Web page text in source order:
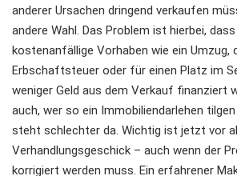
anderer Ursachen dringend verkaufen
andere Wahl. Das Problem ist hierbei,
kostenanfällige Vorhaben wie ein Umzug,
Erbschaftsteuer oder für einen Platz im
weniger Geld aus dem Verkauf finanziert
auch, wer so ein Immobiliendarlehen
steht schlechter da. Wichtig ist jetzt vor
Verhandlungsgeschick – auch wenn der
korrigiert werden muss. Ein erfahrener